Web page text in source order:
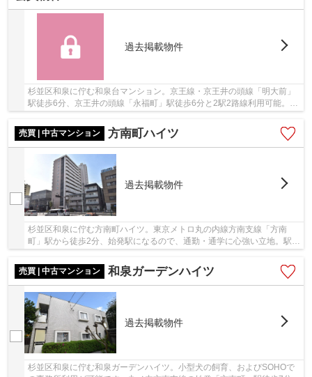
過去掲載物件
杉並区和泉に佇む和泉台マンション。京王線・京王井の頭線「明大前」
駅徒歩6分、京王井の頭線「永福町」駅徒歩6分と2駅2路線利用可能。ビ
売買 | 中古マンション
方南町ハイツ
過去掲載物件
杉並区和泉に佇む方南町ハイツ。東京メトロ丸の内線方南支線「方南
町」駅から徒歩2分、始発駅になるので、通勤・通学に心強い立地。駅周
売買 | 中古マンション
和泉ガーデンハイツ
過去掲載物件
杉並区和泉に佇む和泉ガーデンハイツ。小型犬の飼育、およびSOHOで